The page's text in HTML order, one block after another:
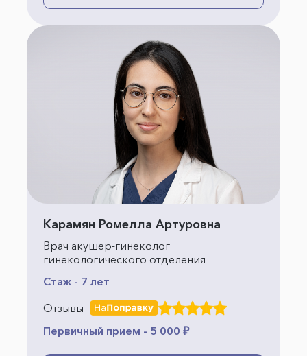
Карамян Ромелла Артуровна
Врач акушер-гинеколог
гинекологического отделения
Стаж - 7 лет
Отзывы -
Первичный прием - 5 000 ₽